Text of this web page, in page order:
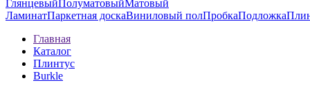
ГлянцевыйПолуматовыйМатовый
ЛаминатПаркетная доскаВиниловый полПробкаПодложка
Главная
Каталог
Плинтус
Burkle